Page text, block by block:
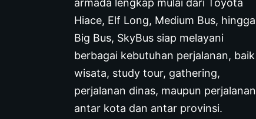
armada lengkap mulai dari Toyota
Hiace, Elf Long, Medium Bus, hingga
Big Bus, SkyBus siap melayani
berbagai kebutuhan perjalanan, baik
wisata, study tour, gathering,
perjalanan dinas, maupun perjalanan
antar kota dan antar provinsi.